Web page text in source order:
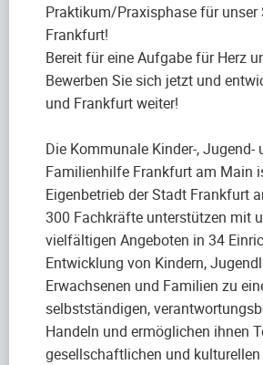
Praktikum/Praxisphase für unser
Frankfurt!
Bereit für eine Aufgabe für Herz
Bewerben Sie sich jetzt und
und Frankfurt weiter!
Die Kommunale Kinder-, Jugend-
Familienhilfe Frankfurt am Main
Eigenbetrieb der Stadt Frankfurt
300 Fachkräfte unterstützen mit
vielfältigen Angeboten in 34
Entwicklung von Kindern,
Erwachsenen und Familien zu
selbstständigen,
Handeln und ermöglichen ihnen
gesellschaftlichen und kulturellen